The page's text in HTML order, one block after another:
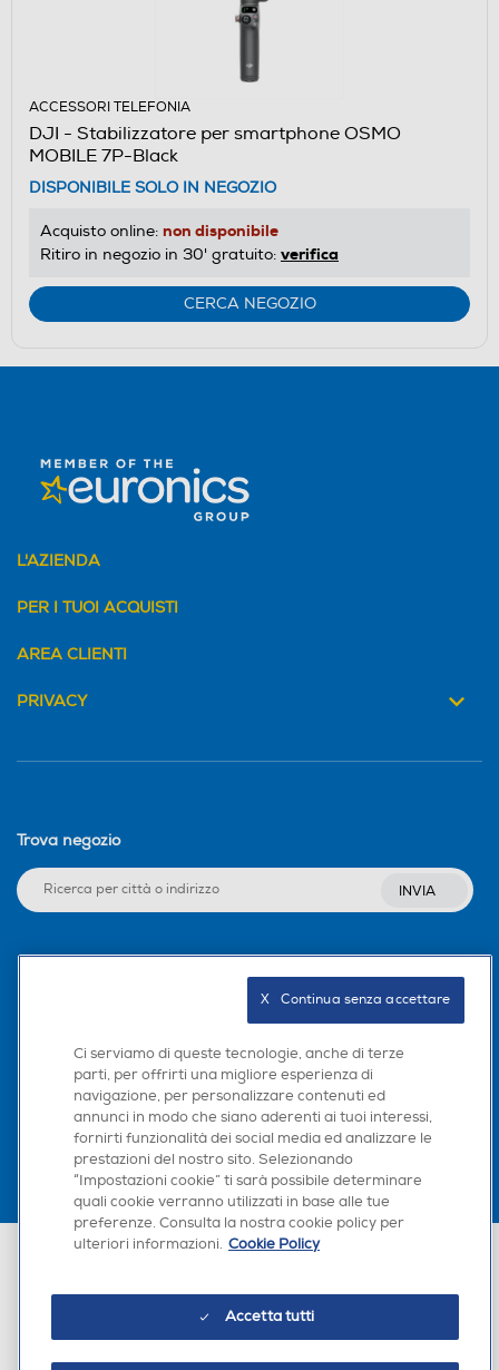
ACCESSORI TELEFONIA
DJI - Stabilizzatore per smartphone OSMO
MOBILE 7P-Black
DISPONIBILE SOLO IN NEGOZIO
Acquisto online: non disponibile
Ritiro in negozio in 30' gratuito: verifica
CERCA NEGOZIO
L'AZIENDA
PER I TUOI ACQUISTI
AREA CLIENTI
PRIVACY
Trova negozio
INVIA
Scarica la nostra app
Euronics Italia SpA. Sede legale Via Montefeltro, 6/a 20156 Milano
Ci serviamo di queste tecnologie, anche di terze
parti, per offrirti una migliore esperienza di
navigazione, per personalizzare contenuti ed
annunci in modo che siano aderenti ai tuoi interessi,
fornirti funzionalità dei social media ed analizzare le
prestazioni del nostro sito. Selezionando
“Impostazioni cookie” ti sarà possibile determinare
quali cookie verranno utilizzati in base alle tue
preferenze. Consulta la nostra cookie policy per
ulteriori informazioni. Cookie Policy
Accetta tutti
X   Continua senza accettare